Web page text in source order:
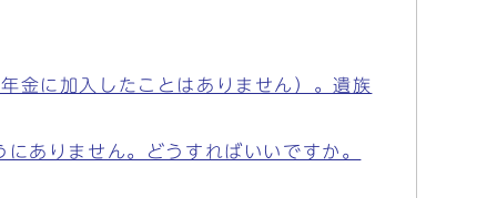
金に加入したことはありません）。遺族
ありません。どうすればいいですか。